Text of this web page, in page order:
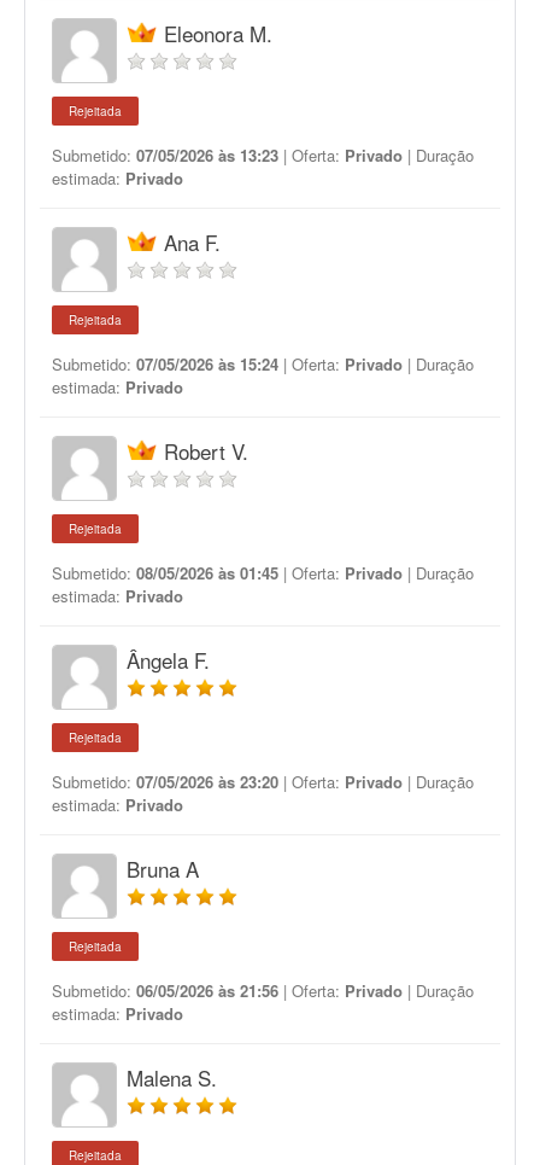
Eleonora M.
Rejeitada
Submetido: 07/05/2026 às 13:23 | Oferta: Privado | Duração
estimada: Privado
Ana F.
Rejeitada
Submetido: 07/05/2026 às 15:24 | Oferta: Privado | Duração
estimada: Privado
Robert V.
Rejeitada
Submetido: 08/05/2026 às 01:45 | Oferta: Privado | Duração
estimada: Privado
Ângela F.
Rejeitada
Submetido: 07/05/2026 às 23:20 | Oferta: Privado | Duração
estimada: Privado
Bruna A
Rejeitada
Submetido: 06/05/2026 às 21:56 | Oferta: Privado | Duração
estimada: Privado
Malena S.
Rejeitada